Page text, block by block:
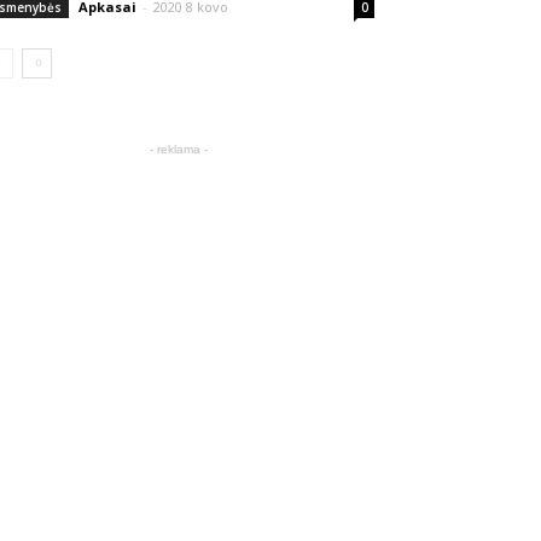
Apkasai - 2020 8 kovo 0
- reklama -